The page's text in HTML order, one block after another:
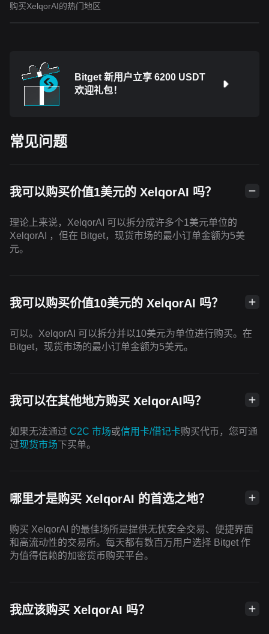
购买XelqorAI的热门地区
Bitget 新用户立享 6200 USDT
欢迎礼包！
常见问题
我可以购买价值1美元的 XelqorAI 吗？
理论上来说，XelqorAI 可以拆分成许多个1美元单位的
XelqorAI ，但在 Bitget，现货市场的最小订单金额为5美
元。
我可以购买价值10美元的 XelqorAI 吗？
可以。XelqorAI 可以拆分并以10美元为单位进行购买。在
Bitget，现货市场的最小订单金额为5美元。
我可以在其他地方购买 XelqorAI吗？
如果无法通过 C2C 市场或信用卡/借记卡购买代币，您可通
过现货市场下买单。
哪里才是购买 XelqorAI 的首选之地？
购买 XelqorAI 的最佳场所是提供无忧安全交易、便捷界面
和高流动性的交易所。每天都有数百万用户选择 Bitget 作
为值得信赖的加密货币购买平台。
我应该购买 XelqorAI 吗？